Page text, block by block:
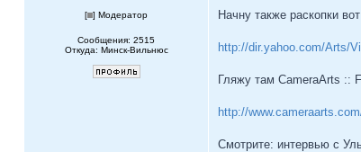
[ ] Модератор
Сообщения: 2515
Откуда: Минск-Вильнюс
Начну также раскопки
http://dir.yahoo.com/Arts/
Гляжу там CameraArts ::
http://
Смотрите: интервью с